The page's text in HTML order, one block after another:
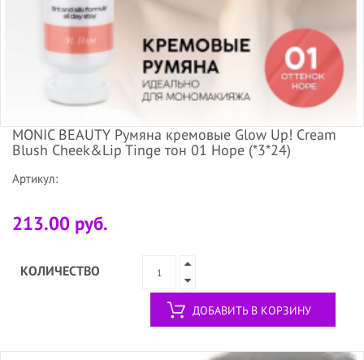
MONIC BEAUTY Румяна кремовые Glow Up! Cream
Blush Cheek&Lip Tinge тон 01 Hope (*3*24)
Артикул:
213.00 руб.
КОЛИЧЕСТВО
ДОБАВИТЬ В КОРЗИНУ